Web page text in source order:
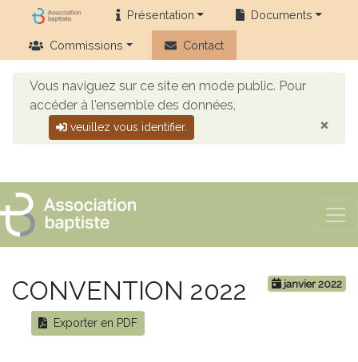
Présentation Documents
Commissions Contact
Vous naviguez sur ce site en mode public. Pour
accéder à l'ensemble des données,
veuillez vous identifier. ×
janvier 2022
CONVENTION 2022
Exporter en PDF